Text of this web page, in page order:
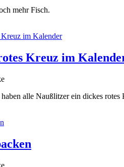
mehr Fisch.
Kreuz im
alle Naußlitzer ein dickes rotes